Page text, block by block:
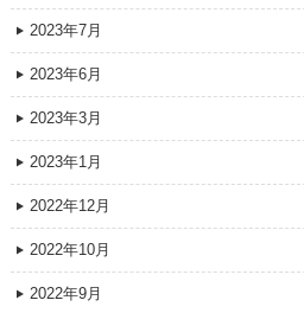
2023年7月
2023年6月
2023年3月
2023年1月
2022年12月
2022年10月
2022年9月